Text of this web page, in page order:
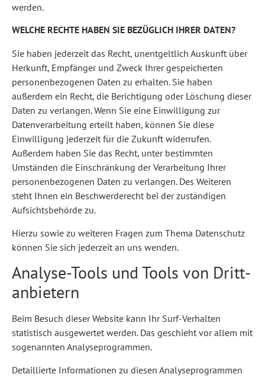
werden.
WELCHE RECHTE HABEN SIE BEZÜGLICH IHRER DATEN?
Sie haben jederzeit das Recht, unentgeltlich Auskunft über
Herkunft, Empfänger und Zweck Ihrer gespeicherten
personenbezogenen Daten zu erhalten. Sie haben
außerdem ein Recht, die Berichtigung oder Löschung dieser
Daten zu verlangen. Wenn Sie eine Einwilligung zur
Datenverarbeitung erteilt haben, können Sie diese
Einwilligung jederzeit für die Zukunft widerrufen.
Außerdem haben Sie das Recht, unter bestimmten
Umständen die Einschränkung der Verarbeitung Ihrer
personenbezogenen Daten zu verlangen. Des Weiteren
steht Ihnen ein Beschwerderecht bei der zuständigen
Aufsichtsbehörde zu.
Hierzu sowie zu weiteren Fragen zum Thema Datenschutz
können Sie sich jederzeit an uns wenden.
Analyse-Tools und Tools von Dritt­
anbietern
Beim Besuch dieser Website kann Ihr Surf-Verhalten
statistisch ausgewertet werden. Das geschieht vor allem mit
sogenannten Analyseprogrammen.
Detaillierte Informationen zu diesen Analyseprogrammen